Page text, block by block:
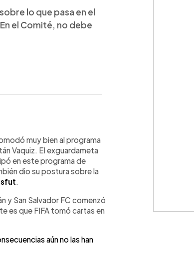
lo que pasa en el
el Comité, no debe
muy bien al programa
Vaquiz. El exguardameta
en este programa de
dio su postura sobre la
y San Salvador FC comenzó
es que FIFA tomó cartas en
aún no las han